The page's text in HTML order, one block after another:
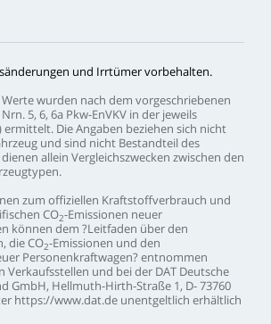
und Irrtümervorbehalten.
Wertewurden nach dem vorgeschriebenen
Nrn. 5, 6, 6a Pkw-EnVKV in der jeweils
ermittelt. DieAngaben beziehen sich nicht
und sind nicht Bestandteildes
dienen allein Vergleichszwecken zwischen den
zum offiziellen Kraftstoffverbrauch und
CO2-Emissionen neuer
können dem ?Leitfaden überden
dieCO2-Emissionen und den
Personenkraftwagen? entnommen
Verkaufsstellen und beider DAT Deutsche
GmbH, Hellmuth-Hirth-Straße 1, D-73760
https://www.dat.de unentgeltlich erhältlich